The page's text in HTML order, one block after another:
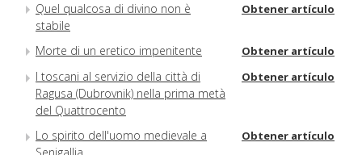
Quel qualcosa di divino non è
stabile
Obtener artículo
Morte di un eretico impenitente Obtener artículo
I toscani al servizio della città di
Ragusa (Dubrovnik) nella prima metà
del Quattrocento
Obtener artículo
Lo spirito dell'uomo medievale a
Obtener artículo